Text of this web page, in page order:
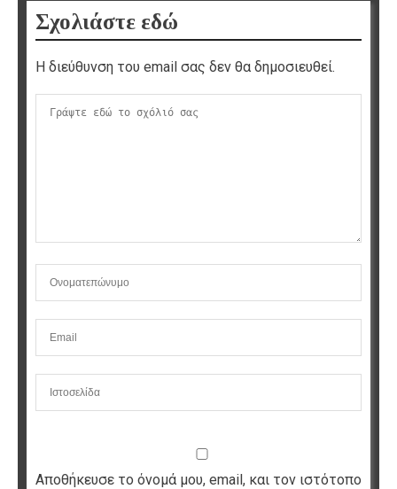
Σχολιάστε εδώ
Η διεύθυνση του email σας δεν θα δημοσιευθεί.
Αποθήκευσε το όνομά μου, email, και τον ιστότοπο